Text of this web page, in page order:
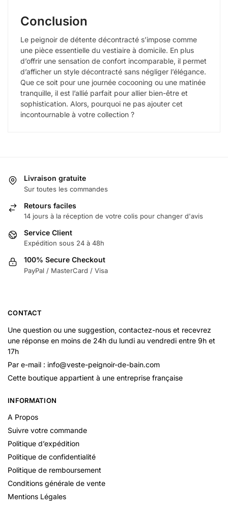
Conclusion
Le peignoir de détente décontracté s’impose comme
une pièce essentielle du vestiaire à domicile. En plus
d’offrir une sensation de confort incomparable, il permet
d’afficher un style décontracté sans négliger l’élégance.
Que ce soit pour une journée cocooning ou une matinée
tranquille, il est l’allié parfait pour allier bien-être et
sophistication. Alors, pourquoi ne pas ajouter cet
incontournable à votre collection ?
Livraison gratuite
Sur toutes les commandes
Retours faciles
14 jours à la réception de votre colis pour changer d'avis
Service Client
Expédition sous 24 à 48h
100% Secure Checkout
PayPal / MasterCard / Visa
CONTACT
Une question ou une suggestion, contactez-nous et recevrez
une réponse en moins de 24h du lundi au vendredi entre 9h et
17h
Par e-mail : info@veste-peignoir-de-bain.com
Cette boutique appartient à une entreprise française
INFORMATION
A Propos
Suivre votre commande
Politique d’expédition
Politique de confidentialité
Politique de remboursement
Conditions générale de vente
Mentions Légales